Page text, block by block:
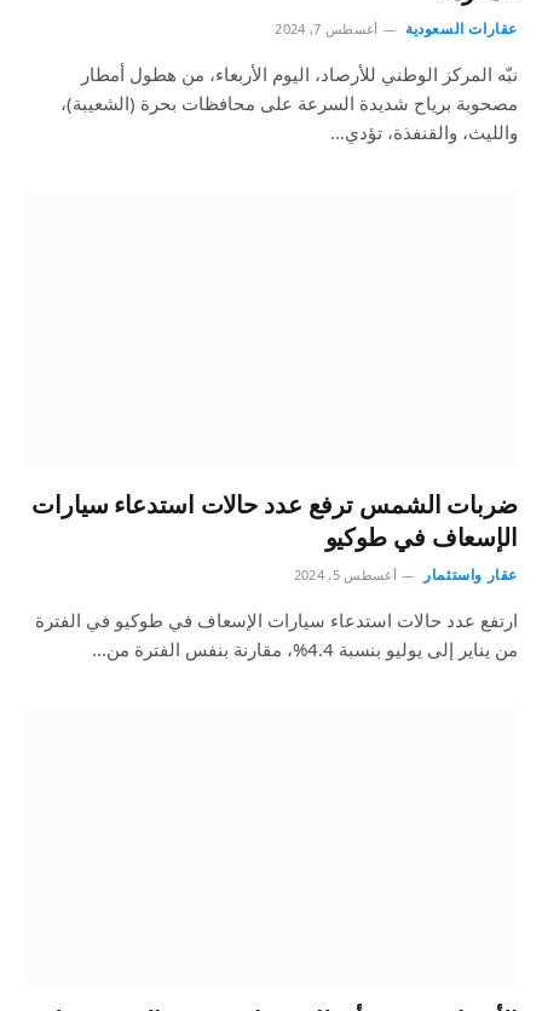
عقارات السعودية أغسطس 7, 2024
نبّه المركز الوطني للأرصاد، اليوم الأربعاء، من هطول أمطار
مصحوبة برياح شديدة السرعة على محافظات بحرة (الشعيبة)،
والليث، والقنفذة، تؤدي…
ضربات الشمس ترفع عدد حالات استدعاء سيارات
الإسعاف في طوكيو
عقار واستثمار أغسطس 5, 2024
ارتفع عدد حالات استدعاء سيارات الإسعاف في طوكيو في الفترة
من يناير إلى يوليو بنسبة 4.4%، مقارنة بنفس الفترة من…